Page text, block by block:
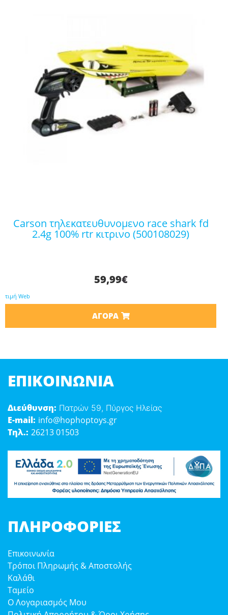
carson τηλεκατευθυνομενο race shark fd
2.4g 100% rtr κιτρινο (500108029)
59,99€
τιμή Web
ΑΓΟΡΆ
ΕΠΙΚΟΙΝΩΝΊΑ
Διεύθυνση: Πατρών 59, Πύργος Ηλείας
E-mail: info@hophoptoys.gr
Τηλ.: 26213 01503
ΠΛΗΡΟΦΟΡΊΕΣ
Επικοινωνία
Τρόποι Πληρωμής & Αποστολής
Καλάθι
Ταμείο
Ο Λογαριασμός Μου